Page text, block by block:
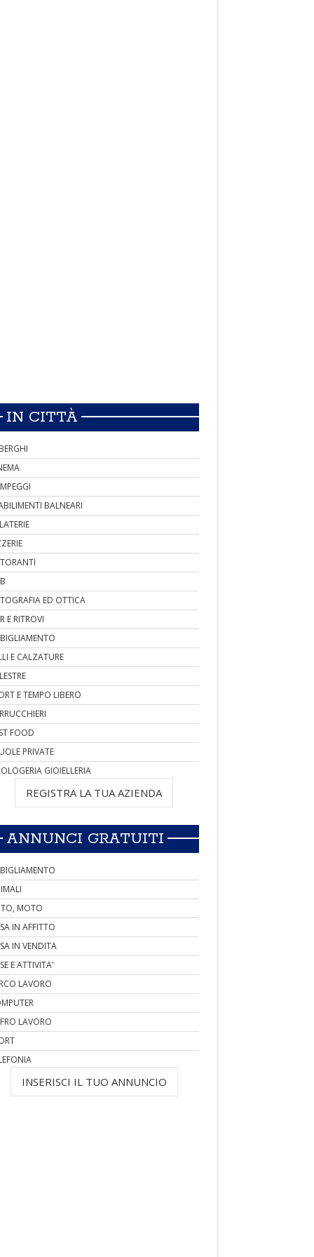
IN CITTÀ
BALNEARI
ED OTTICA
E RITROVI
E CALZATURE
E TEMPO LIBERO
FOOD
PRIVATE
GIOIELLERIA
REGISTRA LA TUA AZIENDA
ANNUNCI GRATUITI
MOTO
IN AFFITTO
IN VENDITA
E ATTIVITA'
LAVORO
LAVORO
INSERISCI IL TUO ANNUNCIO